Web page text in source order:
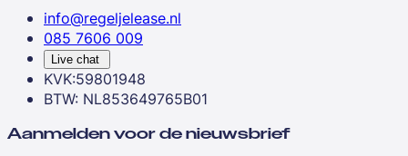
info@regeljelease.nl
085 7606 009
Live chat
KVK:59801948
BTW: NL853649765B01
Aanmelden voor de nieuwsbrief